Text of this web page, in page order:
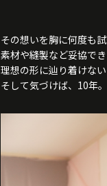
その想いを胸に何度も
素材や縫製など妥協で
理想の形に辿り着けな
そして気づけば、10年。